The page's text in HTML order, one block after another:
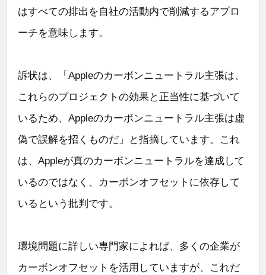
はすべての排出を自社の活動内で削減するアプロ
ーチを意味します。
訴状は、「Appleのカーボンニュートラル主張は、
これらのプロジェクトの効果と正当性に基づいて
いるため、Appleのカーボンニュートラル主張は虚
偽で誤解を招くものだ」と指摘しています。これ
は、Appleが真のカーボンニュートラルを達成して
いるのではなく、カーボンオフセットに依存して
いるという批判です。
環境問題に詳しい専門家によれば、多くの企業が
カーボンオフセットを活用していますが、これだ